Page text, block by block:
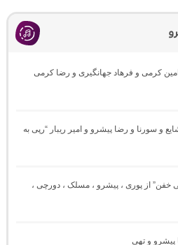
کرمی و فرهاد جهانگیری و رضا کرمی
و سورنا و رضا پیشرو و امیر ریبار “رپی به
خفن” از پوری ، پیشرو ، مسلک ، دورچی ،
پیشرو و تهی